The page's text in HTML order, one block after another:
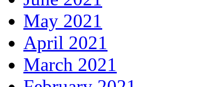
May 2021
April 2021
March 2021